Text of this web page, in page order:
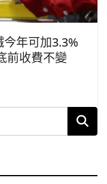
年可加3.3%
前收費不變